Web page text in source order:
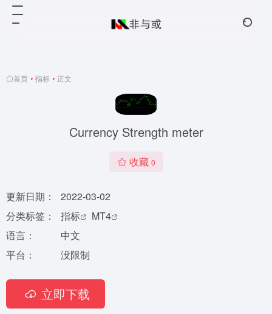
首页 • 指标 • 正文
Currency Strength meter
收藏 0
更新日期：
2022-03-02
分类标签：
指标
MT4
语言：
中文
平台：
没限制
立即下载